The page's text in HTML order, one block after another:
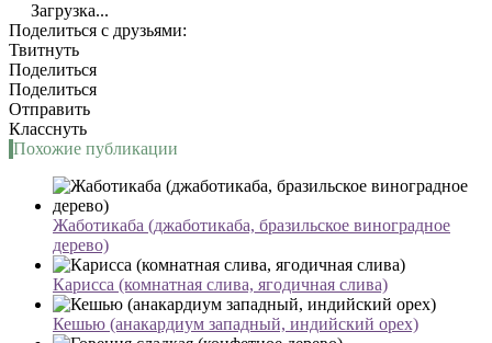
Загрузка...
Поделиться с друзьями:
Твитнуть
Поделиться
Поделиться
Отправить
Класснуть
Похожие публикации
Жаботикаба (джаботикаба, бразильское виноградное
дерево)
Карисса (комнатная слива, ягодичная слива)
Кешью (анакардиум западный, индийский орех)